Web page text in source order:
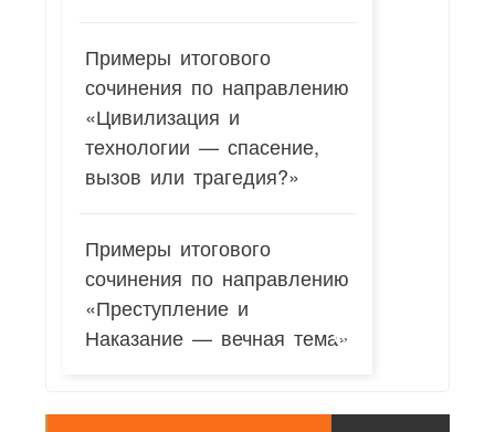
Примеры итогового
сочинения по направлению
«Цивилизация и
технологии — спасение,
вызов или трагедия?»
Примеры итогового
сочинения по направлению
«Преступление и
Наказание — вечная тема»